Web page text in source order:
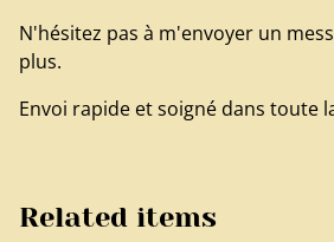
N'hésitez pas à m'envoyer un
plus.
Envoi rapide et soigné dans toute
Related items